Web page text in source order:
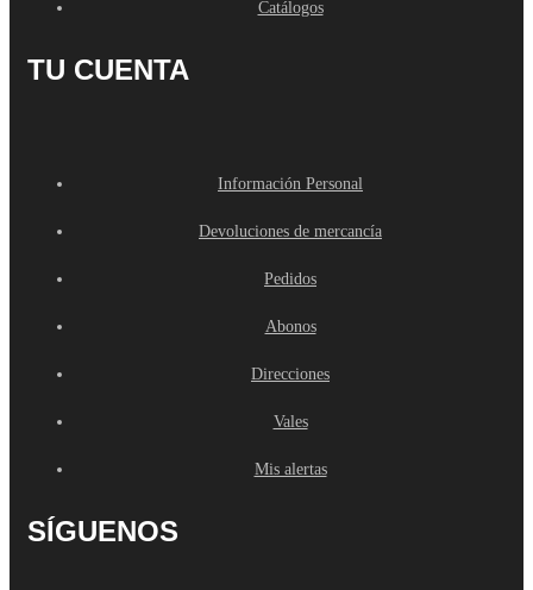
Catálogos
TU CUENTA
Información Personal
Devoluciones de mercancía
Pedidos
Abonos
Direcciones
Vales
Mis alertas
SÍGUENOS